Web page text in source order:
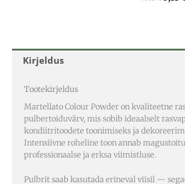
Kirjeldus
Tootekirjeldus
Martellato Colour Powder on kvaliteetne
pulbertoiduvärv, mis sobib ideaalselt
kondiitritoodete toonimiseks ja
Intensiivne roheline toon annab
professionaalse ja erksa viimistluse.
Pulbrit saab kasutada erineval viisil —